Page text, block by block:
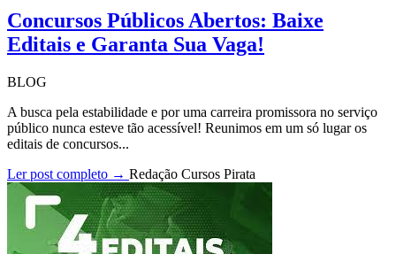
Concursos Públicos Abertos: Baixe
Editais e Garanta Sua Vaga!
BLOG
A busca pela estabilidade e por uma carreira promissora no serviço
público nunca esteve tão acessível! Reunimos em um só lugar os
editais de concursos...
Ler post completo → Redação Cursos Pirata